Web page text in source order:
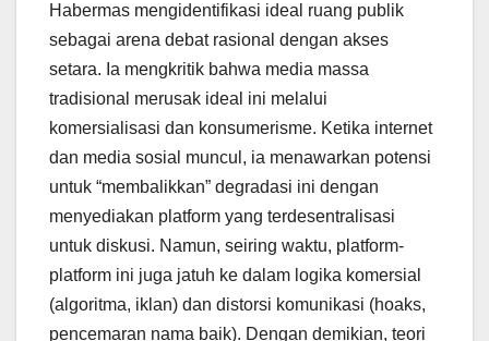
Habermas mengidentifikasi ideal ruang publik
sebagai arena debat rasional dengan akses
setara. Ia mengkritik bahwa media massa
tradisional merusak ideal ini melalui
komersialisasi dan konsumerisme. Ketika internet
dan media sosial muncul, ia menawarkan potensi
untuk “membalikkan” degradasi ini dengan
menyediakan platform yang terdesentralisasi
untuk diskusi. Namun, seiring waktu, platform-
platform ini juga jatuh ke dalam logika komersial
(algoritma, iklan) dan distorsi komunikasi (hoaks,
pencemaran nama baik). Dengan demikian, teori